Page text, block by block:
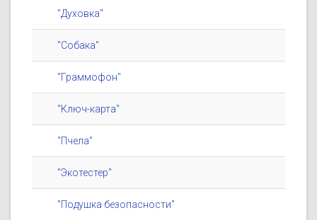
"Духовка"
"Собака"
"Граммофон"
"Ключ-карта"
"Пчела"
"Экотестер"
"Подушка безопасности"